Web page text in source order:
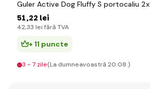
Guler Active Dog Fluffy S portocaliu
51,22 lei
42,33 lei fără TVA
+ 11 puncte
3 - 7 zile(La dumneavoastră 20.08.)